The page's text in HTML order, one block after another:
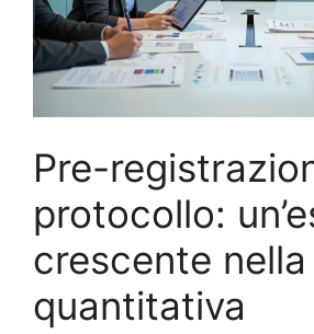
Pre-
protocollo:
crescente
quantitativa